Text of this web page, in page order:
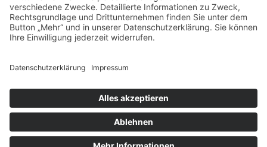
Möchtest du einfach nur eine Strategie, die für dich funktioniert
💪, und mit der du erfolgreich dein Geld 🤑 in Aktien anlegen
kannst?
Wir haben unsere bewährte Strategie für dich auf wenigen Seiten
👇Das Beste ist du kannst sie dirkostenlos herunterladen👇